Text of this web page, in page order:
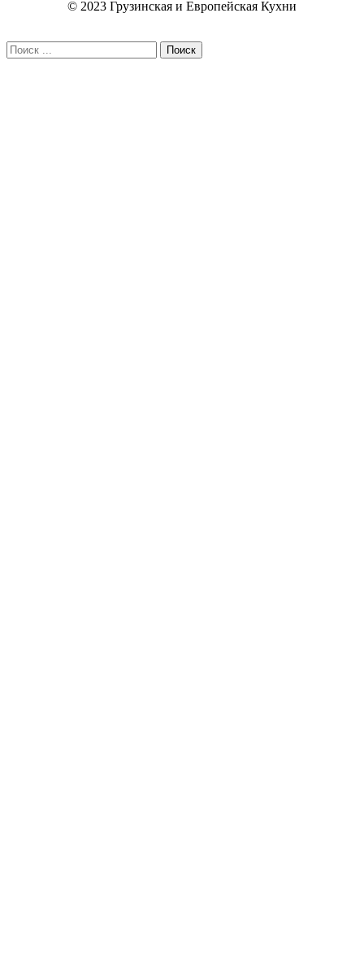
© 2023 Грузинская и Европейская Кухни